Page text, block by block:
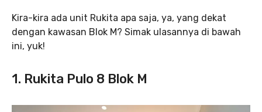
Kira-kira ada unit Rukita apa saja, ya, yang dekat
dengan kawasan Blok M? Simak ulasannya di bawah
ini, yuk!
1. Rukita Pulo 8 Blok M